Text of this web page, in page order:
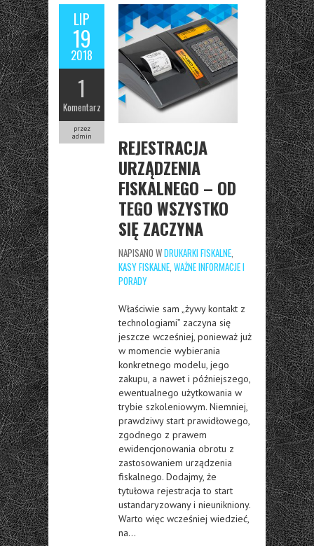
LIP
19
2018
1
Komentarz
przez
admin
REJESTRACJA
URZĄDZENIA
FISKALNEGO – OD
TEGO WSZYSTKO
SIĘ ZACZYNA
NAPISANO WDRUKARKI FISKALNE
KASY FISKALNE WAŻNE INFORMACJE I
PORADY
Właściwie sam „żywy kontakt z
technologiami” zaczyna się
jeszcze wcześniej, ponieważ już
w momencie wybierania
konkretnego modelu, jego
zakupu, a nawet i późniejszego,
ewentualnego użytkowania w
trybie szkoleniowym. Niemniej,
prawdziwy start prawidłowego,
zgodnego z prawem
ewidencjonowania obrotu z
zastosowaniem urządzenia
fiskalnego. Dodajmy, że
tytułowa rejestracja to start
ustandaryzowany i nieunikniony.
Warto więc wcześniej wiedzieć,
na…